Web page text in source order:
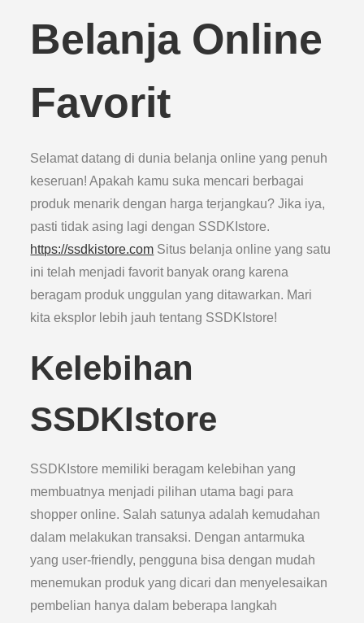
Belanja Online
Favorit
Selamat datang di dunia belanja online yang penuh
keseruan! Apakah kamu suka mencari berbagai
produk menarik dengan harga terjangkau? Jika iya,
pasti tidak asing lagi dengan SSDKIstore.
https://ssdkistore.com Situs belanja online yang satu
ini telah menjadi favorit banyak orang karena
beragam produk unggulan yang ditawarkan. Mari
kita eksplor lebih jauh tentang SSDKIstore!
Kelebihan
SSDKIstore
SSDKIstore memiliki beragam kelebihan yang
membuatnya menjadi pilihan utama bagi para
shopper online. Salah satunya adalah kemudahan
dalam melakukan transaksi. Dengan antarmuka
yang user-friendly, pengguna bisa dengan mudah
menemukan produk yang dicari dan menyelesaikan
pembelian hanya dalam beberapa langkah